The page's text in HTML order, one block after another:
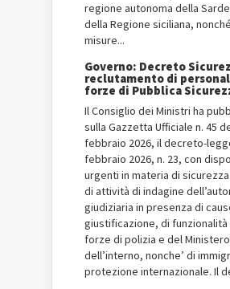
regione autonoma della
della Regione siciliana,
misure...
Governo: Decreto
reclutamento di
forze di Pubblica
Il Consiglio dei Ministri ha
sulla Gazzetta Ufficiale n. 45
febbraio 2026, il decreto-
febbraio 2026, n. 23, con
urgenti in materia di
di attività di indagine
giudiziaria in presenza di
giustificazione, di funzionalità
forze di polizia e del Ministero
dell’interno, nonche’ di
protezione internazionale. Il